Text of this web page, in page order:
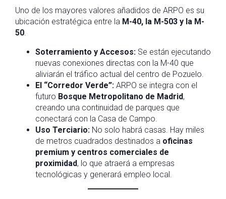
Uno de los mayores valores añadidos de ARPO es su
ubicación estratégica entre la M-40, la M-503 y la M-
50.
Soterramiento y Accesos: Se están ejecutando
nuevas conexiones directas con la M-40 que
aliviarán el tráfico actual del centro de Pozuelo.
El “Corredor Verde”: ARPO se integra con el
futuro Bosque Metropolitano de Madrid,
creando una continuidad de parques que
conectará con la Casa de Campo.
Uso Terciario: No solo habrá casas. Hay miles
de metros cuadrados destinados a oficinas
premium y centros comerciales de
proximidad, lo que atraerá a empresas
tecnológicas y generará empleo local.